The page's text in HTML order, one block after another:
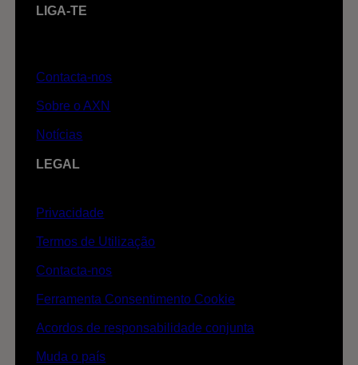
LIGA-TE
Contacta-nos
Sobre o AXN
Notícias
LEGAL
Privacidade
Termos de Utilização
Contacta-nos
Ferramenta Consentimento Cookie
Acordos de responsabilidade conjunta
Muda o país